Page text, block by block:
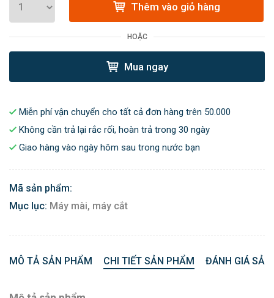
Thêm vào giỏ hàng
HOẶC
Mua ngay
Miễn phí vận chuyển cho tất cả đơn hàng trên 50.000
Không cần trả lại rắc rối, hoàn trả trong 30 ngày
Giao hàng vào ngày hôm sau trong nước bạn
Mã sản phẩm:
Mục lục: Máy mài, máy cắt
MÔ TẢ SẢN PHẨM CHI TIẾT SẢN PHẨM ĐÁNH GIÁ